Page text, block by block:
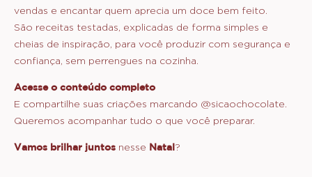
vendas e encantar quem aprecia um doce bem feito.
São receitas testadas, explicadas de forma simples e
cheias de inspiração, para você produzir com segurança e
confiança, sem perrengues na cozinha.
Acesse o conteúdo completo
E compartilhe suas criações marcando @sicaochocolate.
Queremos acompanhar tudo o que você preparar.
Vamos brilhar juntos nesse Natal?